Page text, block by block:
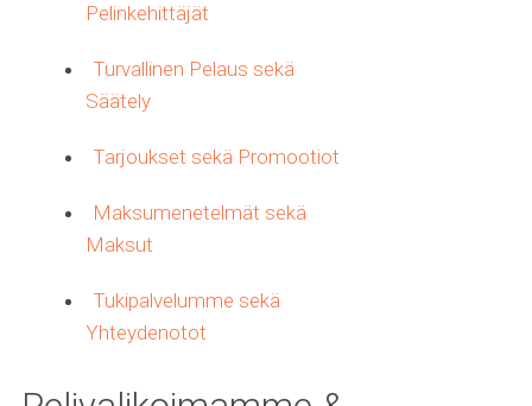
Pelinkehittäjät
Turvallinen Pelaus sekä
Säätely
Tarjoukset sekä Promootiot
Maksumenetelmät sekä
Maksut
Tukipalvelumme sekä
Yhteydenotot